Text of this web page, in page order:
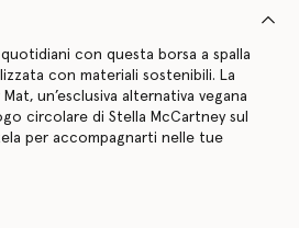
con questa borsa a spalla
con materiali sostenibili. La
un’esclusiva alternativa vegana
circolare di Stella McCartney sul
per accompagnarti nelle tue